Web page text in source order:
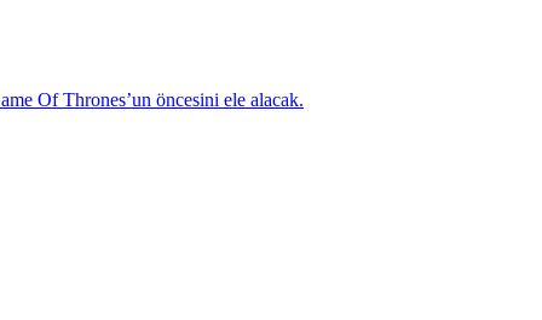
Of Thrones’un öncesini ele alacak.